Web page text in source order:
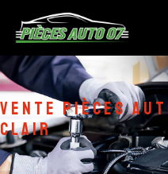
Panneau de gestion des
vente pièces
Clair